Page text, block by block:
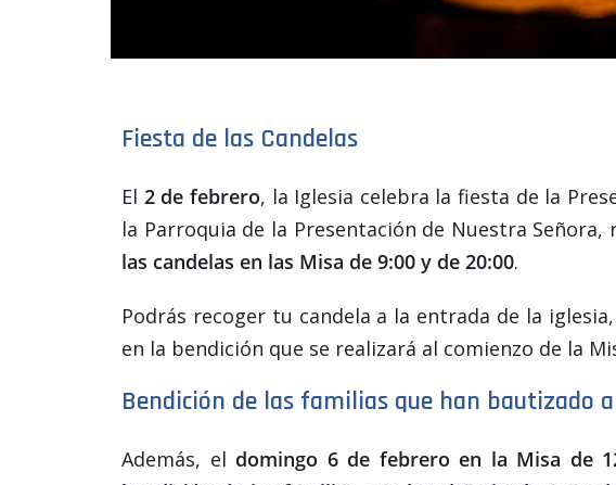
Fiesta de las Candelas
El 2 de febrero, la Iglesia celebra la fiesta de la
la Parroquia de la Presentación de Nuestra
las candelas en las Misa de 9:00 y de 20:00.
Podrás recoger tu candela a la entrada de la
en la bendición que se realizará al comienzo de la
Bendición de las familias que han bautizado
Además, el domingo 6 de febrero en la Misa de